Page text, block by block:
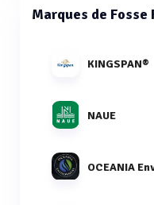
Marques de Fosse
KINGSPAN®
NAUE
OCEANIA